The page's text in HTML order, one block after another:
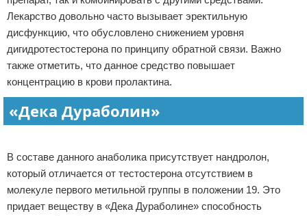
Лекарство довольно часто вызывает эректильную
дисфункцию, что обусловлено снижением уровня
дигидротестостерона по принципу обратной связи. Важно
также отметить, что данное средство повышает
концентрацию в крови пролактина.
«Дека Дураболин»
В составе данного анаболика присутствует нандролон,
который отличается от тестостерона отсутствием в
молекуле первого метильной группы в положении 19. Это
придает веществу в «Дека Дураболине» способность